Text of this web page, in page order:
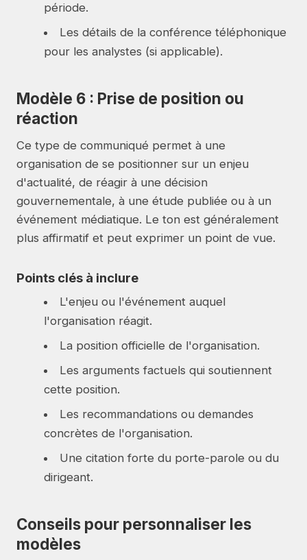
période.
Les détails de la conférence téléphonique
pour les analystes (si applicable).
Modèle 6 : Prise de position ou
réaction
Ce type de communiqué permet à une
organisation de se positionner sur un enjeu
d'actualité, de réagir à une décision
gouvernementale, à une étude publiée ou à un
événement médiatique. Le ton est généralement
plus affirmatif et peut exprimer un point de vue.
Points clés à inclure
L'enjeu ou l'événement auquel
l'organisation réagit.
La position officielle de l'organisation.
Les arguments factuels qui soutiennent
cette position.
Les recommandations ou demandes
concrètes de l'organisation.
Une citation forte du porte-parole ou du
dirigeant.
Conseils pour personnaliser les
modèles